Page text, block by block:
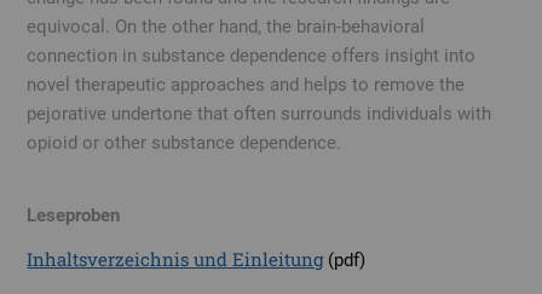
equivocal. On the other hand, the brain-behavioral
connection in substance dependence offers insight into
novel therapeutic approaches and helps to remove the
pejorative undertone that often surrounds individuals with
opioid or other substance dependence.
Leseproben
Inhaltsverzeichnis und Einleitung(pdf)